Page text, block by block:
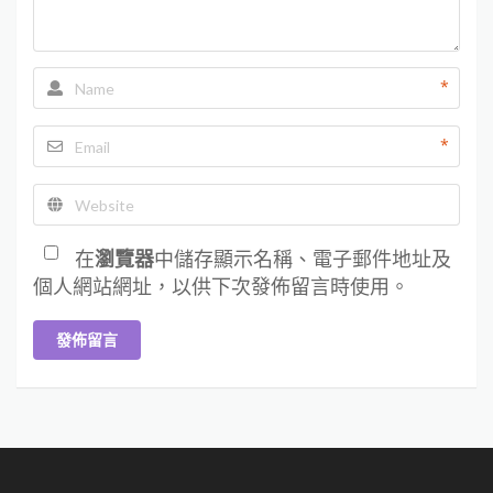
*
*
在瀏覽器中儲存顯示名稱、電子郵件地址及
個人網站網址，以供下次發佈留言時使用。
發佈留言